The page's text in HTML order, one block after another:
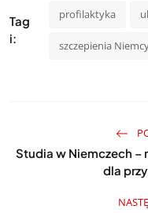
Tag
i:
profilaktyka
szczepienia
Studia w Niemczech –
dla